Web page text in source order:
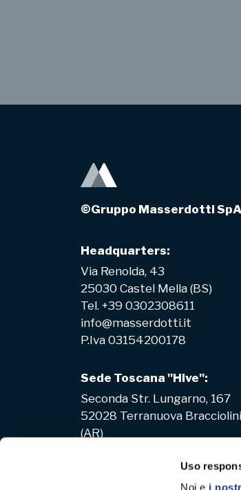
Uso
Noi e i
©Gruppo Masserdotti SpA
Headquarters:
Via Renolda, 43
25030 Castel Mella (BS)
Tel. +39 0302308611
info@masserdotti.it
P.Iva 03154200178
Sede Toscana "Hive":
Seconda Str. Lungarno, 167
52028 Terranuova Bracciolini
(AR)